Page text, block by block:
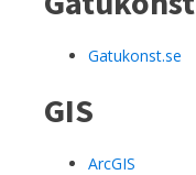
Gatukonst.se
GIS
ArcGIS